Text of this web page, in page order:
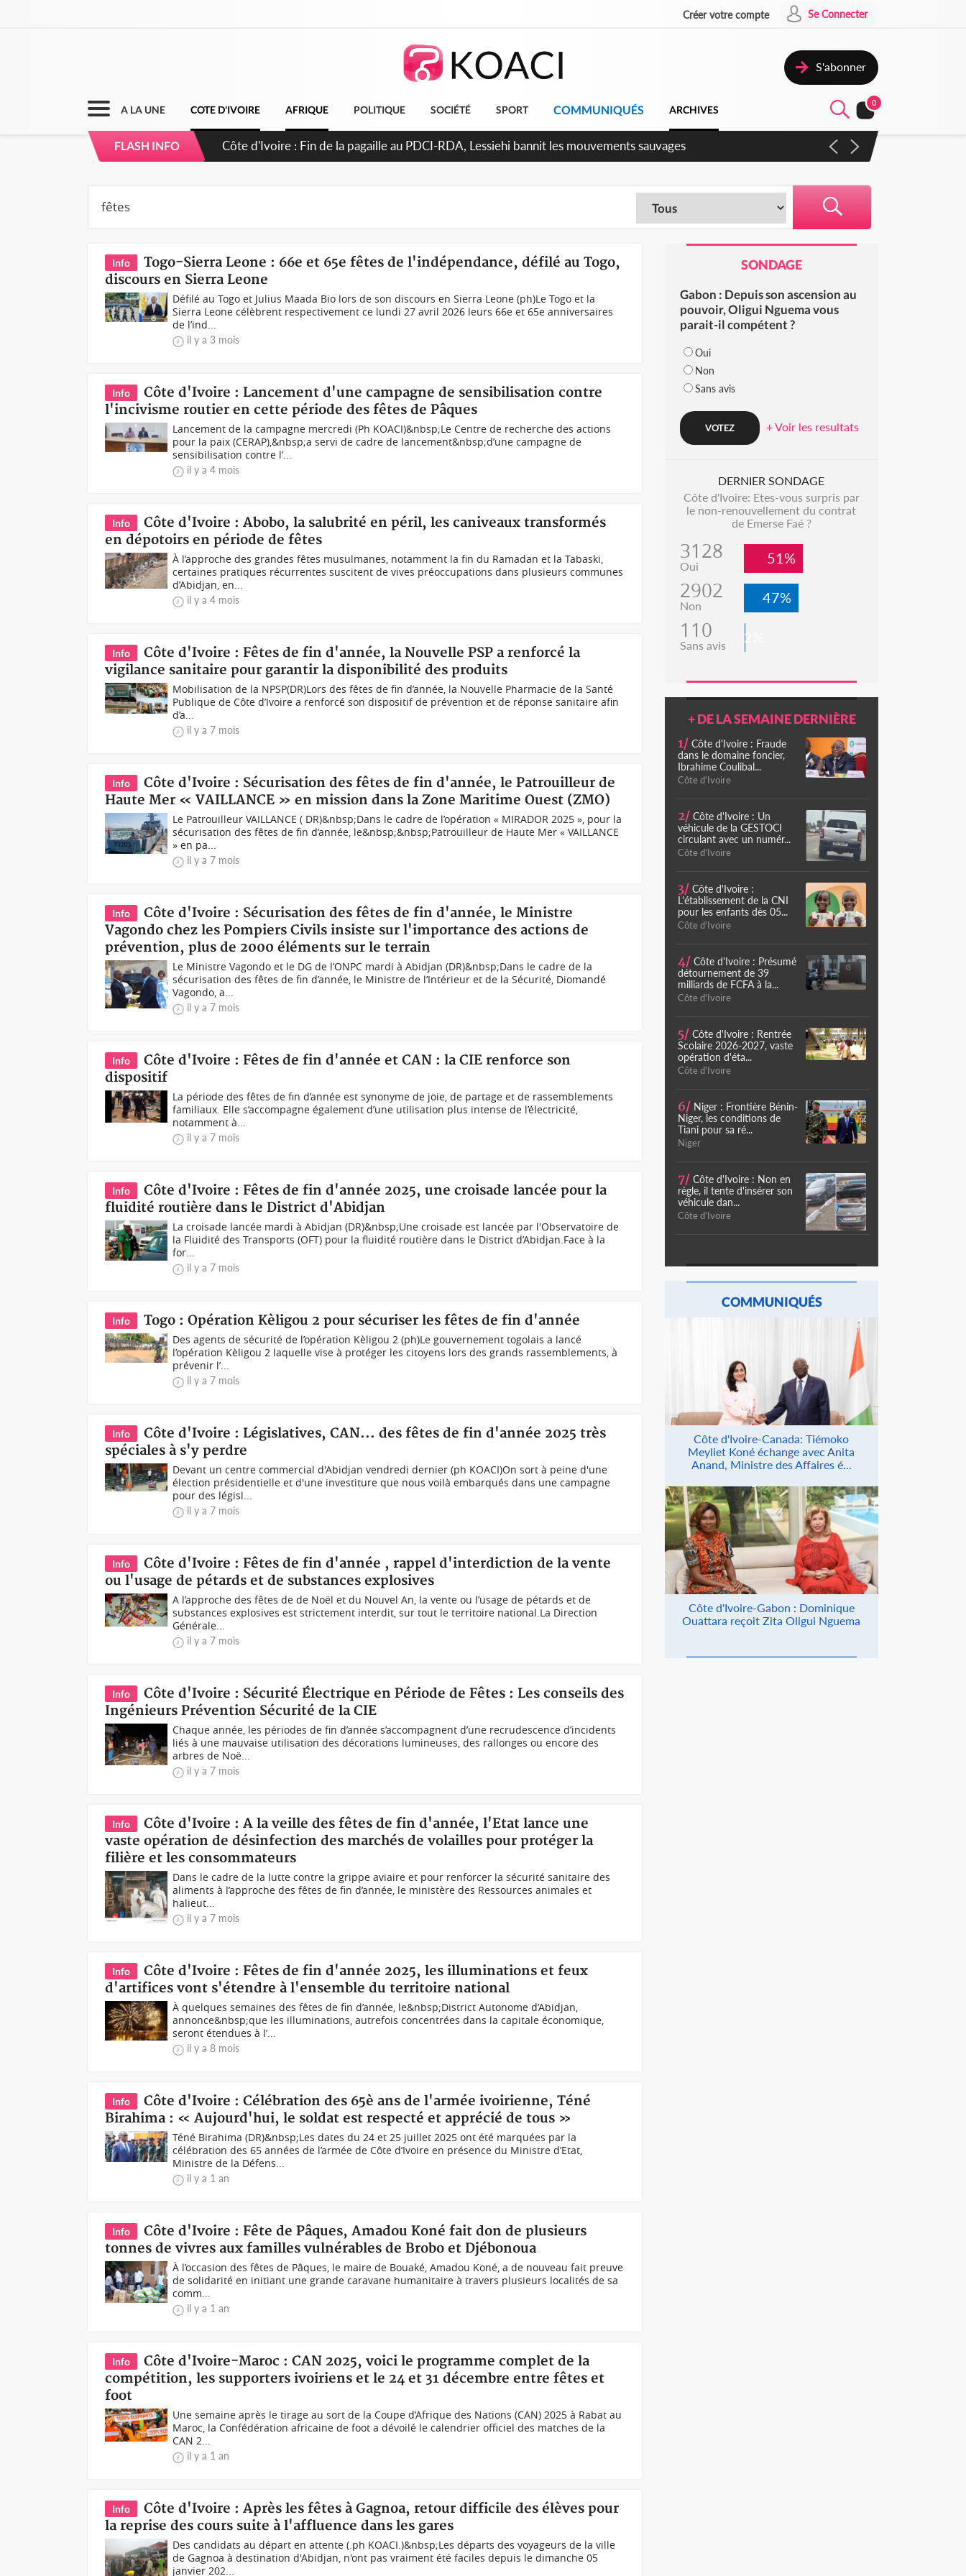
Créer votre compte Se Connecter
S'abonner
A LA UNE COTE D'IVOIRE AFRIQUE POLITIQUE SOCIÉTÉ SPORT COMMUNIQUÉS ARCHIVES
0
FLASH INFO Côte d'Ivoire : Ouattara promet des sanctions contre les déguerpissements illégaux
Info
Togo-Sierra Leone : 66e et 65e fêtes de l'indépendance, défilé au Togo,
discours en Sierra Leone
Défilé au Togo et Julius Maada Bio lors de son discours en Sierra Leone (ph)Le Togo et la
Sierra Leone célèbrent respectivement ce lundi 27 avril 2026 leurs 66e et 65e anniversaires
de l’ind...
il y a 3 mois
Info
Côte d'Ivoire : Lancement d'une campagne de sensibilisation contre
l'incivisme routier en cette période des fêtes de Pâques
Lancement de la campagne mercredi (Ph KOACI)&nbsp;Le Centre de recherche des actions
pour la paix (CERAP),&nbsp;a servi de cadre de lancement&nbsp;d’une campagne de
sensibilisation contre l’...
il y a 4 mois
Info
Côte d'Ivoire : Abobo, la salubrité en péril, les caniveaux transformés
en dépotoirs en période de fêtes
À l’approche des grandes fêtes musulmanes, notamment la fin du Ramadan et la Tabaski,
certaines pratiques récurrentes suscitent de vives préoccupations dans plusieurs communes
d’Abidjan, en...
il y a 4 mois
Info
Côte d'Ivoire : Fêtes de fin d'année, la Nouvelle PSP a renforcé la
vigilance sanitaire pour garantir la disponibilité des produits
Mobilisation de la NPSP(DR)Lors des fêtes de fin d’année, la Nouvelle Pharmacie de la Santé
Publique de Côte d’Ivoire a renforcé son dispositif de prévention et de réponse sanitaire afin
d’a...
il y a 7 mois
Info
Côte d'Ivoire : Sécurisation des fêtes de fin d'année, le Patrouilleur de
Haute Mer « VAILLANCE » en mission dans la Zone Maritime Ouest (ZMO)
Le Patrouilleur VAILLANCE ( DR)&nbsp;Dans le cadre de l’opération « MIRADOR 2025 », pour la
sécurisation des fêtes de fin d’année, le&nbsp;&nbsp;Patrouilleur de Haute Mer « VAILLANCE
» en pa...
il y a 7 mois
Info
Côte d'Ivoire : Sécurisation des fêtes de fin d'année, le Ministre
Vagondo chez les Pompiers Civils insiste sur l'importance des actions de
prévention, plus de 2000 éléments sur le terrain
Le Ministre Vagondo et le DG de l’ONPC mardi à Abidjan (DR)&nbsp;Dans le cadre de la
sécurisation des fêtes de fin d’année, le Ministre de l’Intérieur et de la Sécurité, Diomandé
Vagondo, a...
il y a 7 mois
Info
Côte d'Ivoire : Fêtes de fin d'année et CAN : la CIE renforce son
dispositif
La période des fêtes de fin d’année est synonyme de joie, de partage et de rassemblements
familiaux. Elle s’accompagne également d’une utilisation plus intense de l’électricité,
notamment à...
il y a 7 mois
Info
Côte d'Ivoire : Fêtes de fin d'année 2025, une croisade lancée pour la
fluidité routière dans le District d'Abidjan
La croisade lancée mardi à Abidjan (DR)&nbsp;Une croisade est lancée par l'Observatoire de
la Fluidité des Transports (OFT) pour la fluidité routière dans le District d’Abidjan.Face à la
for...
il y a 7 mois
Info Togo : Opération Kèligou 2 pour sécuriser les fêtes de fin d'année
Des agents de sécurité de l’opération Kèligou 2 (ph)Le gouvernement togolais a lancé
l’opération Kèligou 2 laquelle vise à protéger les citoyens lors des grands rassemblements, à
prévenir l’...
il y a 7 mois
Info
Côte d'Ivoire : Législatives, CAN... des fêtes de fin d'année 2025 très
spéciales à s'y perdre
Devant un centre commercial d'Abidjan vendredi dernier (ph KOACI)On sort à peine d'une
élection présidentielle et d'une investiture que nous voilà embarqués dans une campagne
pour des législ...
il y a 7 mois
Info
Côte d'Ivoire : Fêtes de fin d'année , rappel d'interdiction de la vente
ou l'usage de pétards et de substances explosives
A l’approche des fêtes de de Noël et du Nouvel An, la vente ou l’usage de pétards et de
substances explosives est strictement interdit, sur tout le territoire national.La Direction
Générale...
il y a 7 mois
Info
Côte d'Ivoire : Sécurité Électrique en Période de Fêtes : Les conseils des
Ingénieurs Prévention Sécurité de la CIE
Chaque année, les périodes de fin d’année s’accompagnent d’une recrudescence d’incidents
liés à une mauvaise utilisation des décorations lumineuses, des rallonges ou encore des
arbres de Noë...
il y a 7 mois
Info
Côte d'Ivoire : A la veille des fêtes de fin d'année, l'Etat lance une
vaste opération de désinfection des marchés de volailles pour protéger la
filière et les consommateurs
Dans le cadre de la lutte contre la grippe aviaire et pour renforcer la sécurité sanitaire des
aliments à l’approche des fêtes de fin d’année, le ministère des Ressources animales et
halieut...
il y a 7 mois
Info
Côte d'Ivoire : Fêtes de fin d'année 2025, les illuminations et feux
d'artifices vont s'étendre à l'ensemble du territoire national
À quelques semaines des fêtes de fin d’année, le&nbsp;District Autonome d’Abidjan,
annonce&nbsp;que les illuminations, autrefois concentrées dans la capitale économique,
seront étendues à l’...
il y a 8 mois
Info
Côte d'Ivoire : Célébration des 65è ans de l'armée ivoirienne, Téné
Birahima : « Aujourd'hui, le soldat est respecté et apprécié de tous »
Téné Birahima (DR)&nbsp;Les dates du 24 et 25 juillet 2025 ont été marquées par la
célébration des 65 années de l’armée de Côte d’Ivoire en présence du Ministre d’Etat,
Ministre de la Défens...
il y a 1 an
Info
Côte d'Ivoire : Fête de Pâques, Amadou Koné fait don de plusieurs
tonnes de vivres aux familles vulnérables de Brobo et Djébonoua
À l’occasion des fêtes de Pâques, le maire de Bouaké, Amadou Koné, a de nouveau fait preuve
de solidarité en initiant une grande caravane humanitaire à travers plusieurs localités de sa
comm...
il y a 1 an
Info
Côte d'Ivoire-Maroc : CAN 2025, voici le programme complet de la
compétition, les supporters ivoiriens et le 24 et 31 décembre entre fêtes et
foot
Une semaine après le tirage au sort de la Coupe d’Afrique des Nations (CAN) 2025 à Rabat au
Maroc, la Confédération africaine de foot a dévoilé le calendrier officiel des matches de la
CAN 2...
il y a 1 an
Info
Côte d'Ivoire : Après les fêtes à Gagnoa, retour difficile des élèves pour
la reprise des cours suite à l'affluence dans les gares
Des candidats au départ en attente (.ph KOACI.)&nbsp;Les départs des voyageurs de la ville
de Gagnoa à destination d'Abidjan, n'ont pas vraiment été faciles depuis le dimanche 05
janvier 202...
SONDAGE
Gabon : Depuis son ascension au
pouvoir, Oligui Nguema vous
parait-il compétent ?
Oui
Non
Sans avis
+ Voir les resultats
DERNIER SONDAGE
Côte d'Ivoire: Etes-vous surpris par
le non-renouvellement du contrat
de Emerse Faé ?
3128
Oui 51%
2902
Non 47%
110
Sans avis 2%
+ DE LA SEMAINE DERNIÈRE
1/ Côte d'Ivoire : Fraude
dans le domaine foncier,
Ibrahime Coulibal...
Côte d'Ivoire
2/ Côte d'Ivoire : Un
véhicule de la GESTOCI
circulant avec un numér...
Côte d'Ivoire
3/ Côte d'Ivoire :
L'établissement de la CNI
pour les enfants dès 05...
Côte d'Ivoire
4/ Côte d'Ivoire : Présumé
détournement de 39
milliards de FCFA à la...
Côte d'Ivoire
5/ Côte d'Ivoire : Rentrée
Scolaire 2026-2027, vaste
opération d'éta...
Côte d'Ivoire
6/ Niger : Frontière Bénin-
Niger, les conditions de
Tiani pour sa ré...
Niger
7/ Côte d'Ivoire : Non en
règle, il tente d'insérer son
véhicule dan...
Côte d'Ivoire
COMMUNIQUÉS
Côte d'Ivoire-Canada: Tiémoko
Meyliet Koné échange avec Anita
Anand, Ministre des Affaires é...
Côte d'Ivoire-Gabon : Dominique
Ouattara reçoit Zita Oligui Nguema